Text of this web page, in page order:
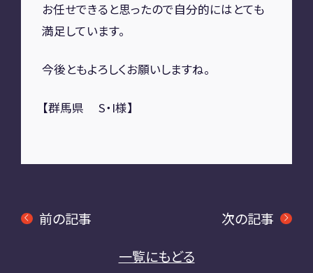
お任せできると思ったので自分的にはとても
満足しています。
今後ともよろしくお願いしますね。
【群馬県 S・I様】
前の記事
一覧にもどる
次の記事